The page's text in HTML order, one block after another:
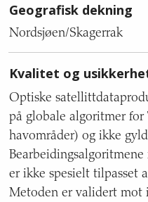
Geografisk dekning
Nordsjøen/Skagerrak
Kvalitet og
Optiske
på globale algoritmer for
havområder) og ikke
er ikke spesielt tilpasset
Metoden er validert mot